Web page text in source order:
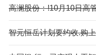
高澜股份：!10月10日高
智元恒岳计划要约收.购